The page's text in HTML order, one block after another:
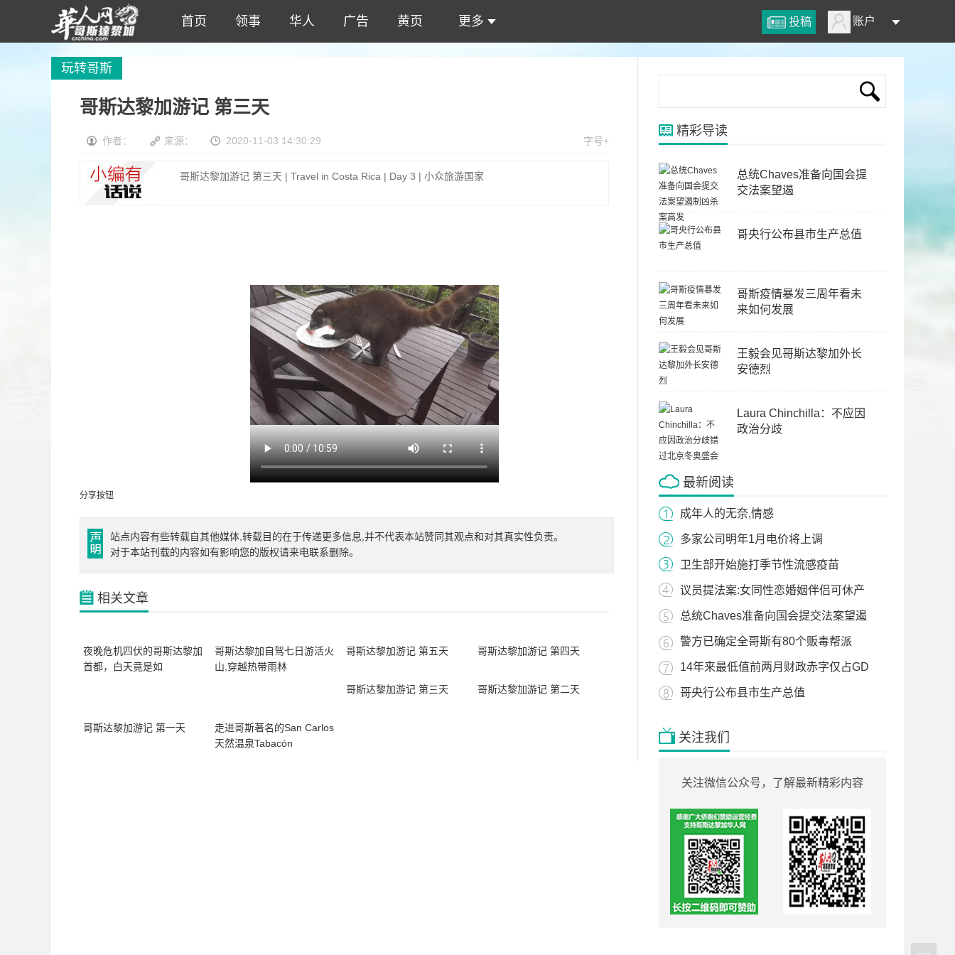
首页 领事 华人 广告 黄页 更多 投稿 账户
玩转哥斯
哥斯达黎加游记 第三天
字号+
作者： 来源： 2020-11-03 14:30:29
哥斯达黎加游记 第三天 | Travel in Costa Rica | Day 3 | 小众旅游国家
分享按钮
站点内容有些转载自其他媒体,转载目的在于传递更多信息,并不代表本站赞同其观点和对其真实性负责。
对于本站刊载的内容如有影响您的版权请来电联系删除。
相关文章
夜晚危机四伏的哥斯达黎加
首都，白天竟是如
哥斯达黎加自驾七日游活火
山,穿越热带雨林
哥斯达黎加游记 第五天 哥斯达黎加游记 第四天
哥斯达黎加游记 第三天 哥斯达黎加游记 第二天
哥斯达黎加游记 第一天
走进哥斯著名的San Carlos
天然温泉Tabacón
精彩导读
总统Chaves准备向国会提
交法案望遏
哥央行公布县市生产总值
哥斯疫情暴发三周年看未
来如何发展
王毅会见哥斯达黎加外长
安德烈
Laura Chinchilla：不应因
政治分歧
最新阅读
成年人的无奈,情感
多家公司明年1月电价将上调
卫生部开始施打季节性流感疫苗
议员提法案:女同性恋婚姻伴侣可休产
总统Chaves准备向国会提交法案望遏
警方已确定全哥斯有80个贩毒帮派
14年来最低值前两月财政赤字仅占GD
哥央行公布县市生产总值
关注我们
关注微信公众号，了解最新精彩内容